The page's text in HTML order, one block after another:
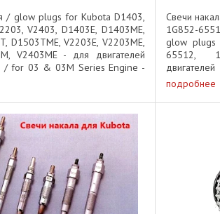
/ glow plugs for Kubota D1403,
V2403, D1403E, D1403ME,
D1503TME, V2203E, V2203ME,
V2403ME - для двигателей
/ for 03 & 03M Series Engine -
Свечи
1G852-
glow plugs
65512,
Параметры:
подробнее